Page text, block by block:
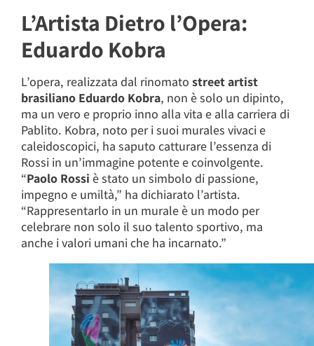
L’Artista Dietro l’Opera:
Eduardo Kobra
L’opera, realizzata dal rinomato street artist
brasiliano Eduardo Kobra, non è solo un dipinto,
ma un vero e proprio inno alla vita e alla carriera di
Pablito. Kobra, noto per i suoi murales vivaci e
caleidoscopici, ha saputo catturare l’essenza di
Rossi in un’immagine potente e coinvolgente.
“Paolo Rossi è stato un simbolo di passione,
impegno e umiltà,” ha dichiarato l’artista.
“Rappresentarlo in un murale è un modo per
celebrare non solo il suo talento sportivo, ma
anche i valori umani che ha incarnato.”